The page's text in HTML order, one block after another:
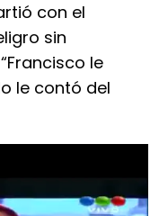
con el
sin
le
le contó del